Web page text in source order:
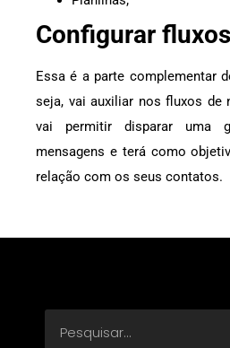
Configurar
Essa é a parte complementar
seja, vai auxiliar nos fluxos de
vai permitir disparar uma
mensagens e terá como
relação com os seus contatos.